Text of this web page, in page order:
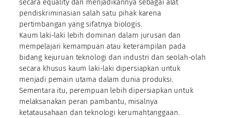
secara equality dan menjadikannya sebagai alat
pendiskriminasian salah satu pihak karena
pertimbangan yang sifatnya biologis.
Kaum laki-laki lebih dominan dalam jurusan dan
mempelajari kemampuan atau keterampilan pada
bidang kejuruan teknologi dan industri dan seolah-olah
secara khusus kaum laki-laki dipersiapkan untuk
menjadi pemain utama dalam dunia produksi.
Sementara itu, perempuan lebih dipersiapkan untuk
melaksanakan peran pambantu, misalnya
ketatausahaan dan teknologi kerumahtanggaan.